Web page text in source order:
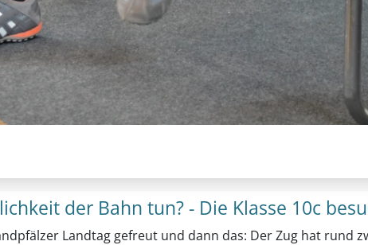
der Bahn tun? - Die Klasse 10c
Landtag gefreut und dann das: Der Zug hat rund